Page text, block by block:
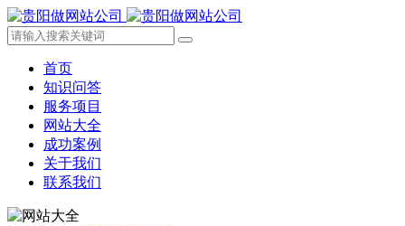
首页
知识问答
服务项目
网站大全
成功案例
关于我们
联系我们